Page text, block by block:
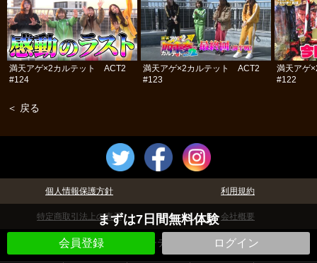
まずは7日間無料体験
会員登録 ログイン
満天アゲ×2カルテット ACT2
#124
満天アゲ×2カルテット ACT2
#123
満天アゲ
#122
＜ 戻る
個人情報保護方針 利用規約
特定商取引法上の表示 会社概要
©パチテレ！